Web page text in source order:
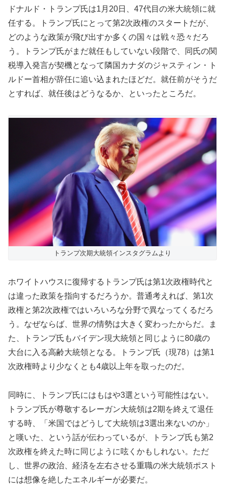
ドナルド・トランプ氏は1月20日、47代目の米大統領に就
任する。トランプ氏にとって第2次政権のスタートだが、
どのような政策が飛び出すか多くの国々は戦々恐々だろ
う。トランプ氏がまだ就任もしていない段階で、同氏の関
税導入発言が契機となって隣国カナダのジャスティン・ト
ルドー首相が辞任に追い込まれたほどだ。就任前がそうだ
とすれば、就任後はどうなるか、といったところだ。
トランプ次期大統領インスタグラムより
ホワイトハウスに復帰するトランプ氏は第1次政権時代と
は違った政策を指向するだろうか。普通考えれば、第1次
政権と第2次政権ではいろいろな分野で異なってくるだろ
う。なぜならば、世界の情勢は大きく変わったからだ。ま
た、トランプ氏もバイデン現大統領と同じように80歳の
大台に入る高齢大統領となる。トランプ氏（現78）は第1
次政権時より少なくとも4歳以上年を取ったのだ。
同時に、トランプ氏にはもはや3選という可能性はない。
トランプ氏が尊敬するレーガン大統領は2期を終えて退任
する時、「米国ではどうして大統領は3選出来ないのか」
と嘆いた、という話が伝わっているが、トランプ氏も第2
次政権を終えた時に同じように呟くかもしれない。ただ
し、世界の政治、経済を左右させる重職の米大統領ポスト
には想像を絶したエネルギーが必要だ。